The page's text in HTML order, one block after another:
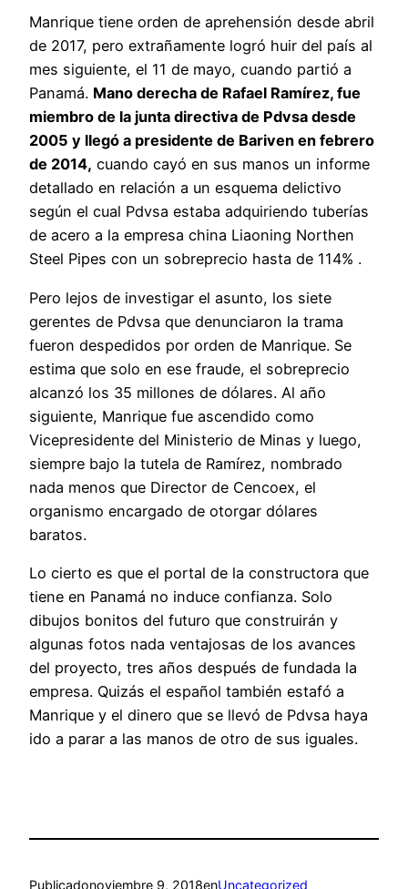
Manrique tiene orden de aprehensión desde abril
de 2017, pero extrañamente logró huir del país al
mes siguiente, el 11 de mayo, cuando partió a
Panamá. Mano derecha de Rafael Ramírez, fue
miembro de la junta directiva de Pdvsa desde
2005 y llegó a presidente de Bariven en febrero
de 2014, cuando cayó en sus manos un informe
detallado en relación a un esquema delictivo
según el cual Pdvsa estaba adquiriendo tuberías
de acero a la empresa china Liaoning Northen
Steel Pipes con un sobreprecio hasta de 114% .
Pero lejos de investigar el asunto, los siete
gerentes de Pdvsa que denunciaron la trama
fueron despedidos por orden de Manrique. Se
estima que solo en ese fraude, el sobreprecio
alcanzó los 35 millones de dólares. Al año
siguiente, Manrique fue ascendido como
Vicepresidente del Ministerio de Minas y luego,
siempre bajo la tutela de Ramírez, nombrado
nada menos que Director de Cencoex, el
organismo encargado de otorgar dólares
baratos.
Lo cierto es que el portal de la constructora que
tiene en Panamá no induce confianza. Solo
dibujos bonitos del futuro que construirán y
algunas fotos nada ventajosas de los avances
del proyecto, tres años después de fundada la
empresa. Quizás el español también estafó a
Manrique y el dinero que se llevó de Pdvsa haya
ido a parar a las manos de otro de sus iguales.
Publicadonoviembre 9, 2018enUncategorized